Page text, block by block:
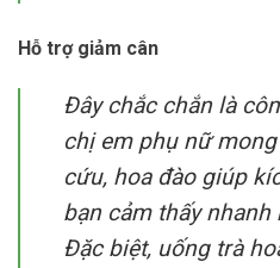
Hỗ trợ giảm cân
Đây chắc chắn là
chị em phụ nữ
cứu, hoa đào giúp
bạn cảm thấy nhanh
Đặc biệt, uống trà